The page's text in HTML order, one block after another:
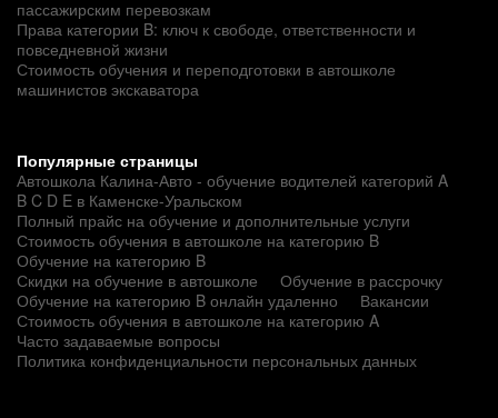
пассажирским перевозкам
Права категории B: ключ к свободе, ответственности и
повседневной жизни
Стоимость обучения и переподготовки в автошколе
машинистов экскаватора
Популярные страницы
Автошкола Калина-Авто - обучение водителей категорий A
B C D E в Каменске-Уральском
Полный прайс на обучение и дополнительные услуги
Стоимость обучения в автошколе на категорию B
Обучение на категорию B
Скидки на обучение в автошколе
Обучение в рассрочку
Обучение на категорию B онлайн удаленно
Вакансии
Стоимость обучения в автошколе на категорию A
Часто задаваемые вопросы
Политика конфиденциальности персональных данных